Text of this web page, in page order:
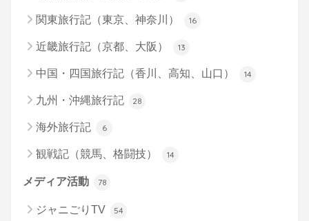
関東旅行記（東京、神奈川） 16
近畿旅行記（京都、大阪） 13
中国・四国旅行記（香川、高知、山口） 14
九州・沖縄旅行記 28
海外旅行記 6
観戦記（競馬、格闘技） 14
メディア活動 78
ジャニごりTV 54